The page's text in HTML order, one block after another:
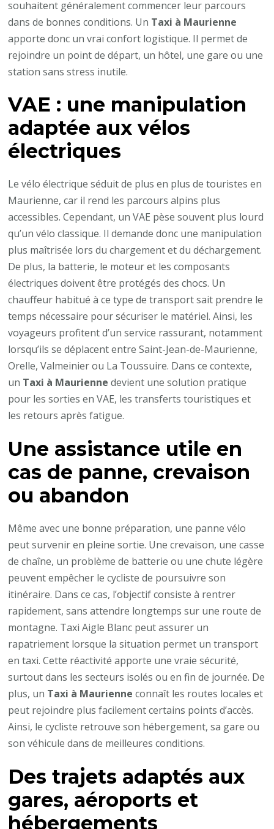
souhaitent généralement commencer leur parcours
dans de bonnes conditions. Un Taxi à Maurienne
apporte donc un vrai confort logistique. Il permet de
rejoindre un point de départ, un hôtel, une gare ou une
station sans stress inutile.
VAE : une manipulation
adaptée aux vélos
électriques
Le vélo électrique séduit de plus en plus de touristes en
Maurienne, car il rend les parcours alpins plus
accessibles. Cependant, un VAE pèse souvent plus lourd
qu’un vélo classique. Il demande donc une manipulation
plus maîtrisée lors du chargement et du déchargement.
De plus, la batterie, le moteur et les composants
électriques doivent être protégés des chocs. Un
chauffeur habitué à ce type de transport sait prendre le
temps nécessaire pour sécuriser le matériel. Ainsi, les
voyageurs profitent d’un service rassurant, notamment
lorsqu’ils se déplacent entre Saint-Jean-de-Maurienne,
Orelle, Valmeinier ou La Toussuire. Dans ce contexte,
un Taxi à Maurienne devient une solution pratique
pour les sorties en VAE, les transferts touristiques et
les retours après fatigue.
Une assistance utile en
cas de panne, crevaison
ou abandon
Même avec une bonne préparation, une panne vélo
peut survenir en pleine sortie. Une crevaison, une casse
de chaîne, un problème de batterie ou une chute légère
peuvent empêcher le cycliste de poursuivre son
itinéraire. Dans ce cas, l’objectif consiste à rentrer
rapidement, sans attendre longtemps sur une route de
montagne. Taxi Aigle Blanc peut assurer un
rapatriement lorsque la situation permet un transport
en taxi. Cette réactivité apporte une vraie sécurité,
surtout dans les secteurs isolés ou en fin de journée. De
plus, un Taxi à Maurienne connaît les routes locales et
peut rejoindre plus facilement certains points d’accès.
Ainsi, le cycliste retrouve son hébergement, sa gare ou
son véhicule dans de meilleures conditions.
Des trajets adaptés aux
gares, aéroports et
hébergements